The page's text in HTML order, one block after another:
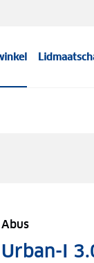
Abus
Urban-I